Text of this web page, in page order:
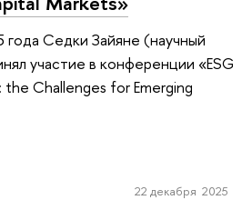
Седки Зайяне (научный
участие в конференции «ESG
Challenges for Emerging
22 декабря 2025